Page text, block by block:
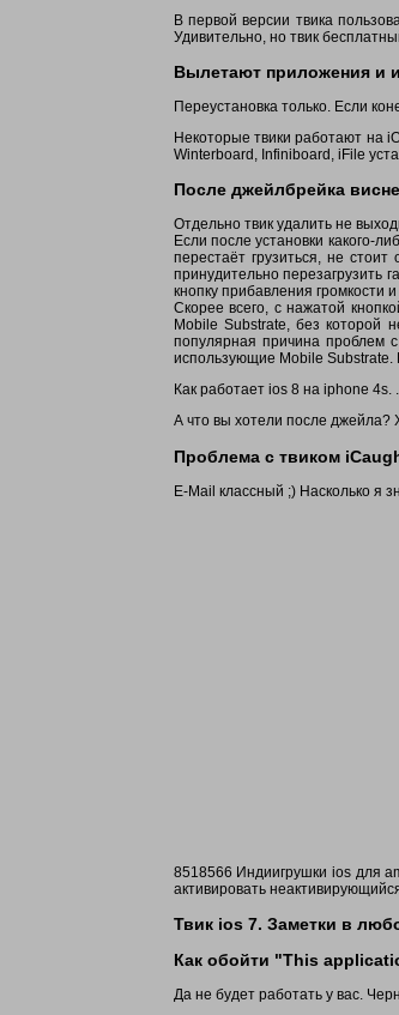
В первой версии твика
Удивительно, но твик
Вылетают приложения и
Переустановка только. Если
Некоторые твики работают на
Winterboard, Infiniboard, iFile
После джейлбрейка
Отдельно твик удалить не
Если после установки какого-
перестаёт грузиться, не
принудительно перезагрузить
кнопку прибавления громкости
Скорее всего, с нажатой
Mobile Substrate, без которой
популярная причина проблем с
использующие Mobile Substrate.
Как работает ios 8 на iphone 4s.
А что вы хотели после джейла?
Проблема с твиком
E-Mail классный ;) Насколько я
8518566 Индиигрушки ios для
активировать
Твик ios 7. Заметки в
Как обойти "This
Да не будет работать у вас.